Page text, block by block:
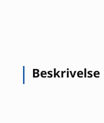
Beskrivelse